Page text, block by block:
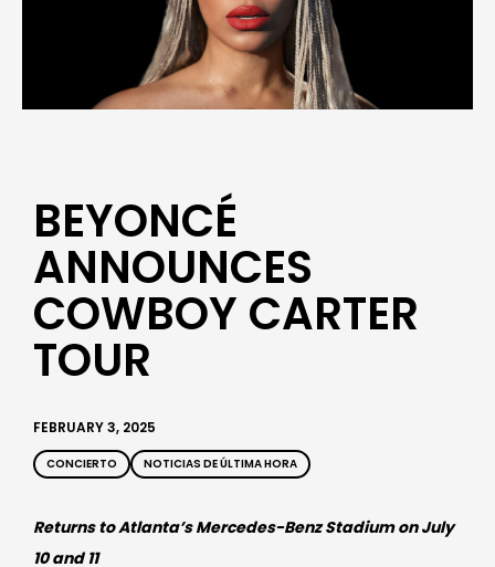
BEYONCÉ
ANNOUNCES
COWBOY CARTER
TOUR
FEBRUARY 3, 2025
CONCIERTO NOTICIAS DE ÚLTIMA HORA
Returns to Atlanta’s Mercedes-Benz Stadium on July
10 and 11